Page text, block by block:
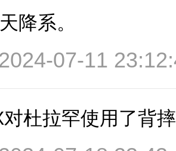
降系。
07-11
杜拉罕使用了背